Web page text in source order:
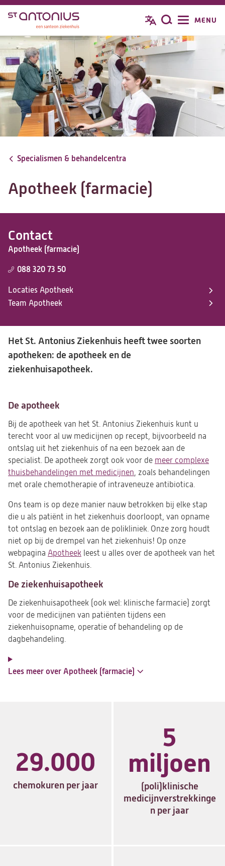
Overslaan
naar
de
inhoud
gaan
Zoeken
MENU
Specialismen & behandelcentra
Apotheek (farmacie)
Contact
Apotheek (farmacie)
088 320 73 50
Locaties Apotheek
Team Apotheek
Het St. Antonius Ziekenhuis heeft twee soorten
apotheken: de apotheek en de
ziekenhuisapotheek.
De apotheek
Bij de apotheek van het St. Antonius Ziekenhuis kunt u
terecht voor al uw medicijnen op recept, bijvoorbeeld na
ontslag uit het ziekenhuis of na een bezoek aan de
specialist. De apotheek zorgt ook voor de meer complexe
thuisbehandelingen met medicijnen, zoals behandelingen
met orale chemotherapie of intraveneuze antibiotica.
Ons team is op deze manier nauw betrokken bij elke stap
die u als patiënt in het ziekenhuis doorloopt, van opname
tot ontslag en bezoek aan de polikliniek. Onze zorg houdt
niet op bij de drempel van het ziekenhuis! Op onze
webpagina Apotheek leest u alles over de apotheek van het
St. Antonius Ziekenhuis.
De ziekenhuisapotheek
De ziekenhuisapotheek (ook wel: klinische farmacie) zorgt
voor de medicijnen van patiënten tijdens een
ziekenhuisopname, operatie of behandeling op de
dagbehandeling.
Lees meer over Apotheek (farmacie)
chemokuren per jaar
29.000
(poli)klinische
medicijnverstrekkinge
n per jaar
5
miljoen